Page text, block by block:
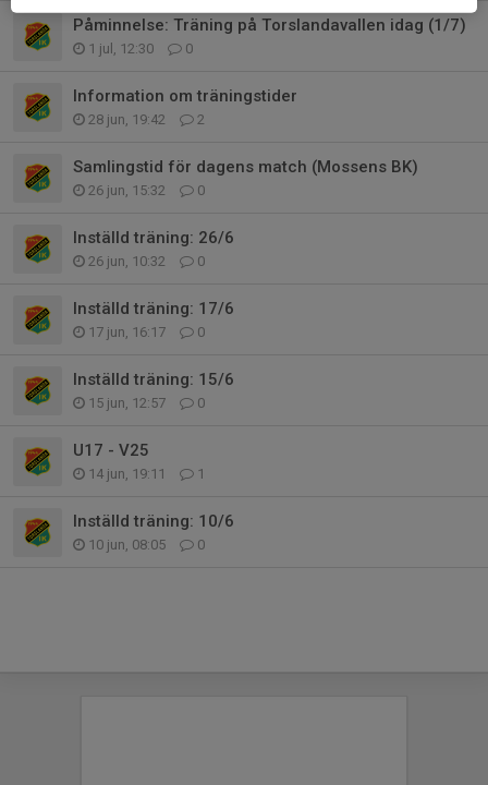
Påminnelse: Träning på Torslandavallen idag (1/7)
1 jul, 12:30 0
Information om träningstider
28 jun, 19:42 2
Samlingstid för dagens match (Mossens BK)
26 jun, 15:32 0
Inställd träning: 26/6
26 jun, 10:32 0
Inställd träning: 17/6
17 jun, 16:17 0
Inställd träning: 15/6
15 jun, 12:57 0
U17 - V25
14 jun, 19:11 1
Inställd träning: 10/6
10 jun, 08:05 0